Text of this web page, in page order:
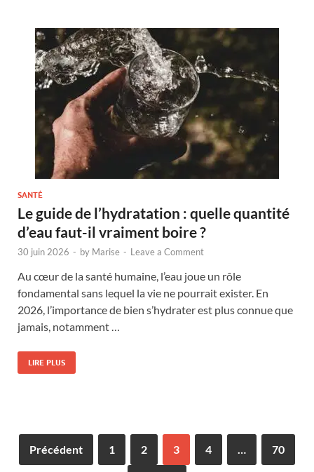
SANTÉ
Le guide de l’hydratation : quelle quantité
d’eau faut-il vraiment boire ?
30 juin 2026 - by Marise - Leave a Comment
Au cœur de la santé humaine, l’eau joue un rôle
fondamental sans lequel la vie ne pourrait exister. En
2026, l’importance de bien s’hydrater est plus connue que
jamais, notamment …
LIRE PLUS
Précédent 1 2 3 4 … 70